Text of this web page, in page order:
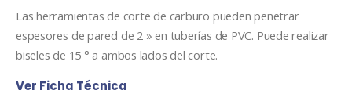
Las herramientas de corte de carburo pueden penetrar
espesores de pared de 2 » en tuberías de PVC. Puede realizar
biseles de 15 ° a ambos lados del corte.
Ver Ficha Técnica